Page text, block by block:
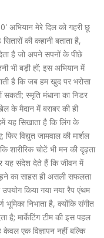
मेरे दिल को गहरी छू
की कहानी बताता है,
है जो अपने सपनों के पीछे
भी बड़ी हों; इस अभियान में
है कि जब हम खुद पर भरोसा
स्मृति मंधाना का निडर
के मैदान में बराबर की ही
यह सिखाता है कि लिंग के
फिर विद्युत जामवाल की मार्शल
शारीरिक चोटें भी मन की दृढ़ता
यह संदेश देते हैं कि जीवन में
का साहस ही असली सफलता
किया गया नया रैप एंथम
भूमिका निभाता है, क्योंकि संगीत
है; मार्केटिंग टीम की इस पहल
केवल एक विज्ञापन नहीं बल्कि